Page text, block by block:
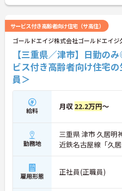
サービス付き高齢者向け住宅（サ高住）
ゴールドエイジ株式会社ゴールドエイジ
【三重県／津市】日勤の
ビス付き高齢者向け住宅
員＞
給料 月収 22.2万円～
勤務地
三重県 津市 久居
近鉄名古屋線「久
雇用形態 正社員(正職員)